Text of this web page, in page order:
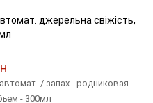
джерельна свіжість,
/ запах - родниковая
- 300мл